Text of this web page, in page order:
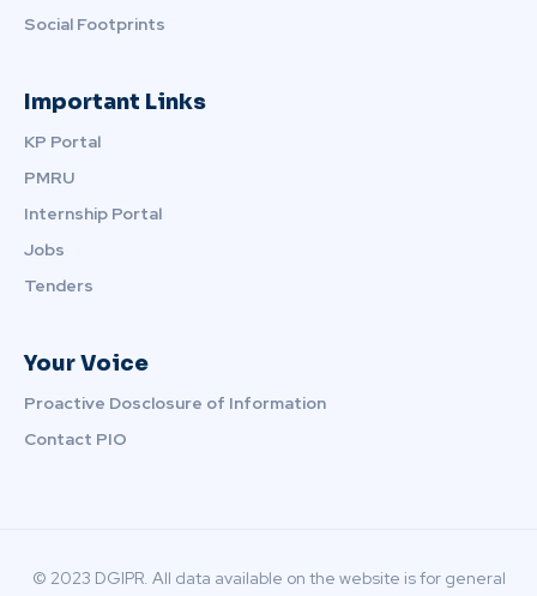
Social Footprints
Important Links
KP Portal
PMRU
Internship Portal
Jobs
Tenders
Your Voice
Proactive Dosclosure of Information
Contact PIO
© 2023 DGIPR. All data available on the website is for general